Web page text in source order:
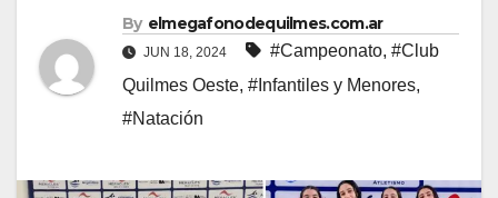
By elmegafonodequilmes.com.ar
JUN 18, 2024 #Campeonato, #Club
Quilmes Oeste, #Infantiles y Menores,
#Natación